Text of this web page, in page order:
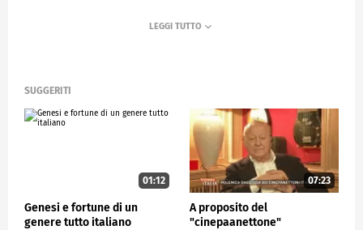
STASERA ITALIA
SUGGERITI
01:12
Genesi e fortune di un
genere tutto italiano
07:23
A proposito del
"cinepaanettone"